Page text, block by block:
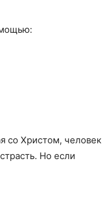
со Христом, человек
Но если